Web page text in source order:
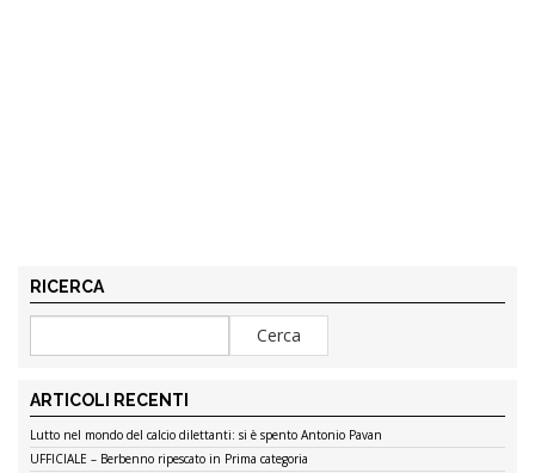
RICERCA
ARTICOLI RECENTI
Lutto nel mondo del calcio dilettanti: si è spento Antonio Pavan
UFFICIALE – Berbenno ripescato in Prima categoria